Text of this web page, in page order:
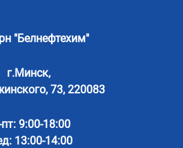
"Белнефтехим"
г.Минск,
73, 220083
9:00-18:00
13:00-14:00